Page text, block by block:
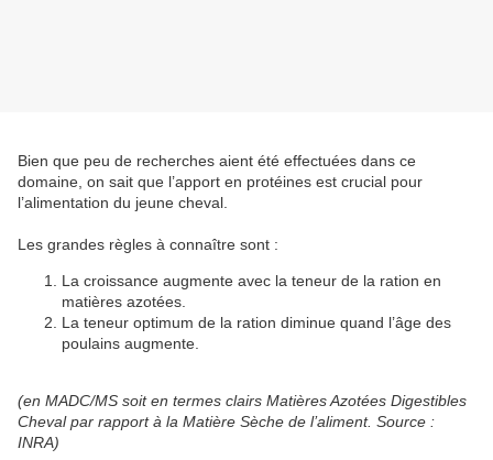
Bien que peu de recherches aient été effectuées dans ce
domaine, on sait que l’apport en protéines est crucial pour
l’alimentation du jeune cheval.
Les grandes règles à connaître sont :
La croissance augmente avec la teneur de la ration en
matières azotées.
La teneur optimum de la ration diminue quand l’âge des
poulains augmente.
(en MADC/MS soit en termes clairs Matières Azotées Digestibles
Cheval par rapport à la Matière Sèche de l’aliment. Source :
INRA)